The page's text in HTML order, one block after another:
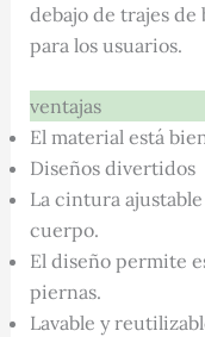
debajo de trajes de
para los usuarios.
ventajas
El material está
Diseños divertidos
La cintura
cuerpo.
El diseño permite
piernas.
Lavable y